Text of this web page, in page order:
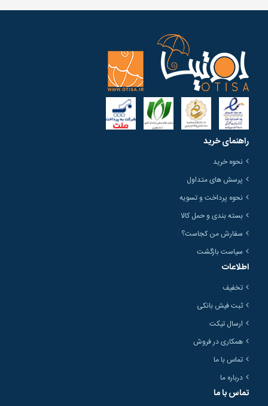
راهنمای خرید
نحوه خرید
پرسش های متداول
نحوه پرداخت و تسویه
بسته بندی و حمل کالا
سفارش من کجاست؟
سیاست بازگشت
اطلاعات
تخفیف
ثبت فیش بانکی
ارسال تیکت
همکاری در فروش
تماس با ما
درباره ما
تماس با ما